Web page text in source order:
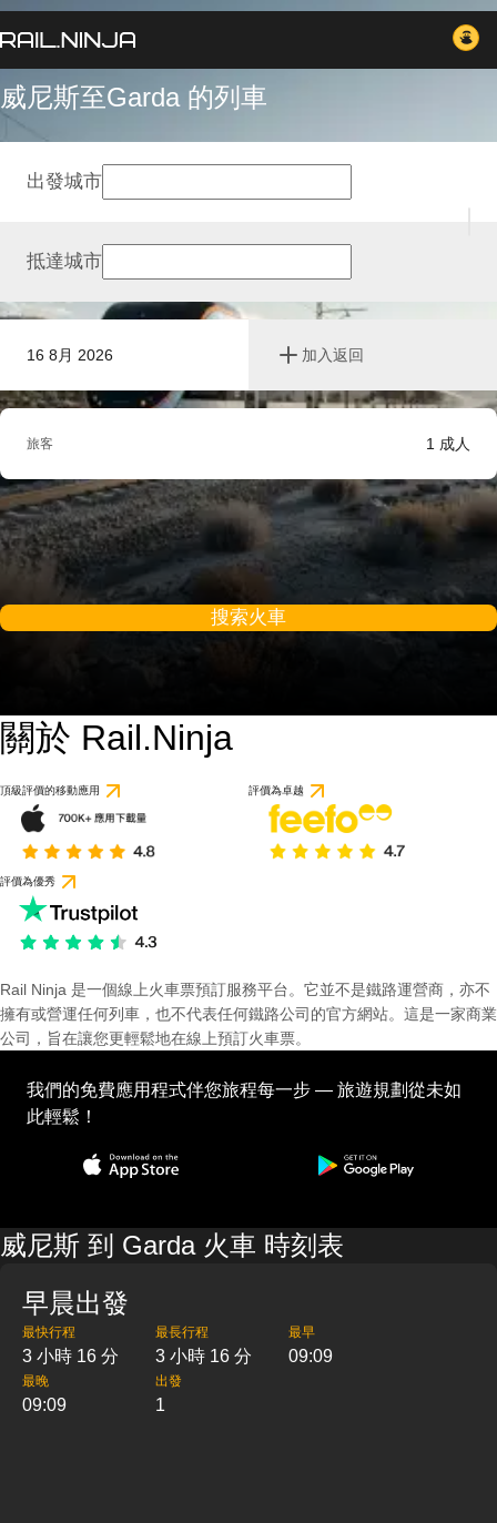
威尼斯至Garda 的列車
16 8月 2026 加入返回
出發城市
抵達城市
旅客 1 成人
搜索火車
關於 Rail.Ninja
頂級評價的移動應用 評價為卓越
評價為優秀
Rail Ninja 是一個線上火車票預訂服務平台。它並不是鐵路運營商，亦不
擁有或營運任何列車，也不代表任何鐵路公司的官方網站。這是一家商業
公司，旨在讓您更輕鬆地在線上預訂火車票。
我們的免費應用程式伴您旅程每一步 — 旅遊規劃從未如
此輕鬆！
威尼斯 到 Garda 火車 時刻表
早晨出發
最快行程
3 小時 16 分
最長行程
3 小時 16 分
最早
09:09
最晚
09:09
出發
1